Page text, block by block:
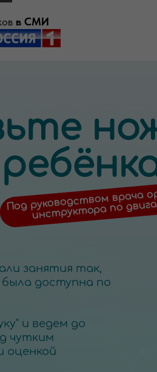
в СМИ
занятия так,
доступна по
и ведем до
чутким
оценкой
Под руководством врача
инструктора по